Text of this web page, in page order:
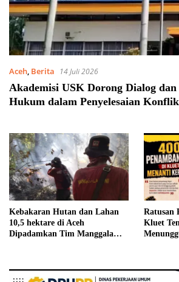
Aceh, Berita 14 Juli 2026
Akademisi USK Dorong Dialog dan
Hukum dalam Penyelesaian
Kebakaran Hutan dan Lahan
10,5 hektare di Aceh
Dipadamkan Tim Manggala
Ratusan
Kluet